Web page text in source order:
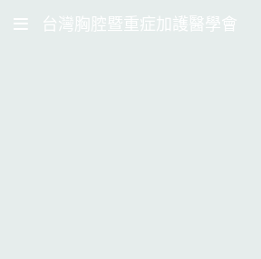
台灣胸腔暨重症加護醫學會